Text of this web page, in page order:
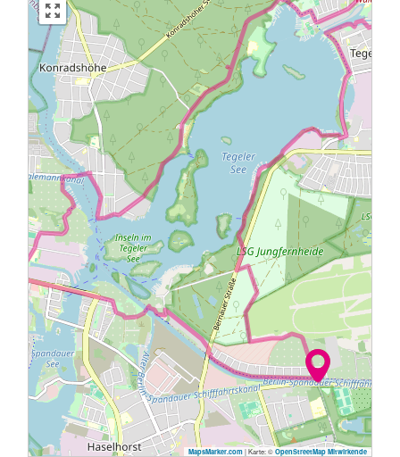
MapsMarker.com |Karte: © OpenStreetMap Mitwirkende